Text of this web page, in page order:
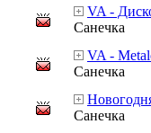
VA -
Санечка
VA -
Санечка
Санечка